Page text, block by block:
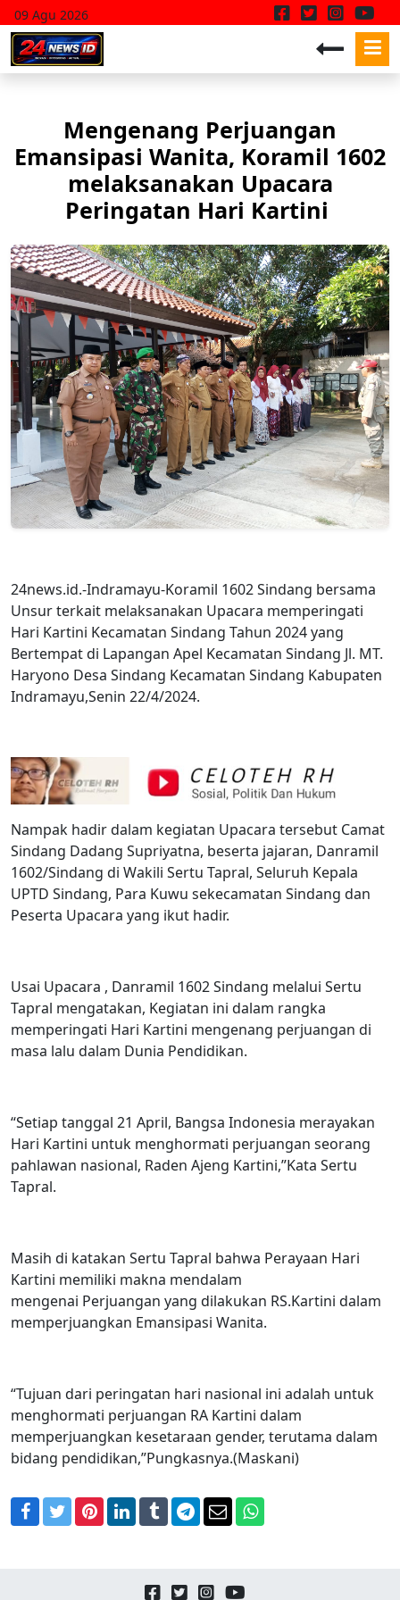
09 Agu 2026
Mengenang Perjuangan
Emansipasi Wanita, Koramil 1602
melaksanakan Upacara
Peringatan Hari Kartini
24news.id.-Indramayu-Koramil 1602 Sindang bersama
Unsur terkait melaksanakan Upacara memperingati
Hari Kartini Kecamatan Sindang Tahun 2024 yang
Bertempat di Lapangan Apel Kecamatan Sindang Jl. MT.
Haryono Desa Sindang Kecamatan Sindang Kabupaten
Indramayu,Senin 22/4/2024.
Nampak hadir dalam kegiatan Upacara tersebut Camat
Sindang Dadang Supriyatna, beserta jajaran, Danramil
1602/Sindang di Wakili Sertu Tapral, Seluruh Kepala
UPTD Sindang, Para Kuwu sekecamatan Sindang dan
Peserta Upacara yang ikut hadir.
Usai Upacara , Danramil 1602 Sindang melalui Sertu
Tapral mengatakan, Kegiatan ini dalam rangka
memperingati Hari Kartini mengenang perjuangan di
masa lalu dalam Dunia Pendidikan.
“Setiap tanggal 21 April, Bangsa Indonesia merayakan
Hari Kartini untuk menghormati perjuangan seorang
pahlawan nasional, Raden Ajeng Kartini,”Kata Sertu
Tapral.
Masih di katakan Sertu Tapral bahwa Perayaan Hari
Kartini memiliki makna mendalam
mengenai Perjuangan yang dilakukan RS.Kartini dalam
memperjuangkan Emansipasi Wanita.
“Tujuan dari peringatan hari nasional ini adalah untuk
menghormati perjuangan RA Kartini dalam
memperjuangkan kesetaraan gender, terutama dalam
bidang pendidikan,”Pungkasnya.(Maskani)
Facebook
TwitterPinterest
LinkedIn
TumblrTelegram
EmailWhatsApp